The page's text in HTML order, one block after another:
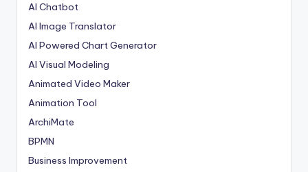
AI Chatbot
AI Image Translator
AI Powered Chart Generator
AI Visual Modeling
Animated Video Maker
Animation Tool
ArchiMate
BPMN
Business Improvement